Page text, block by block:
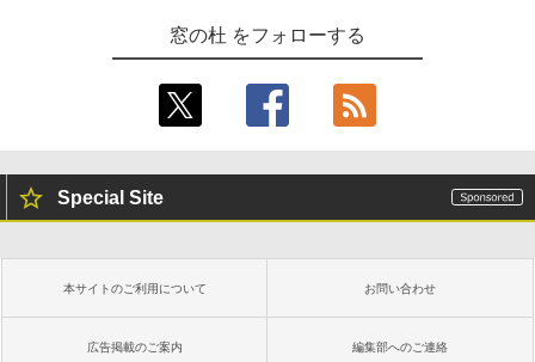
窓の杜 をフォローする
Special Site
本サイトのご利用について お問い合わせ
広告掲載のご案内 編集部へのご連絡